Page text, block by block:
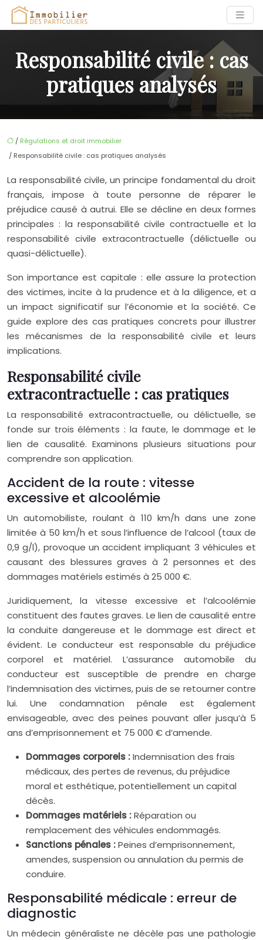
Responsabilité civile : cas
pratiques analysés
/ Régulations et droit immobilier
/ Responsabilité civile : cas pratiques analysés
La responsabilité civile, un principe fondamental du droit
français, impose à toute personne de réparer le
préjudice causé à autrui. Elle se décline en deux formes
principales : la responsabilité civile contractuelle et la
responsabilité civile extracontractuelle (délictuelle ou
quasi-délictuelle).
Son importance est capitale : elle assure la protection
des victimes, incite à la prudence et à la diligence, et a
un impact significatif sur l’économie et la société. Ce
guide explore des cas pratiques concrets pour illustrer
les mécanismes de la responsabilité civile et leurs
implications.
Responsabilité civile
extracontractuelle : cas pratiques
La responsabilité extracontractuelle, ou délictuelle, se
fonde sur trois éléments : la faute, le dommage et le
lien de causalité. Examinons plusieurs situations pour
comprendre son application.
Accident de la route : vitesse
excessive et alcoolémie
Un automobiliste, roulant à 110 km/h dans une zone
limitée à 50 km/h et sous l’influence de l’alcool (taux de
0,9 g/l), provoque un accident impliquant 3 véhicules et
causant des blessures graves à 2 personnes et des
dommages matériels estimés à 25 000 €.
Juridiquement, la vitesse excessive et l’alcoolémie
constituent des fautes graves. Le lien de causalité entre
la conduite dangereuse et le dommage est direct et
évident. Le conducteur est responsable du préjudice
corporel et matériel. L’assurance automobile du
conducteur est susceptible de prendre en charge
l’indemnisation des victimes, puis de se retourner contre
lui. Une condamnation pénale est également
envisageable, avec des peines pouvant aller jusqu’à 5
ans d’emprisonnement et 75 000 € d’amende.
Dommages corporels :Indemnisation des frais
médicaux, des pertes de revenus, du préjudice
moral et esthétique, potentiellement un capital
décès.
Dommages matériels :Réparation ou
remplacement des véhicules endommagés.
Sanctions pénales :Peines d’emprisonnement,
amendes, suspension ou annulation du permis de
conduire.
Responsabilité médicale : erreur de
diagnostic
Un médecin généraliste ne décèle pas une pathologie